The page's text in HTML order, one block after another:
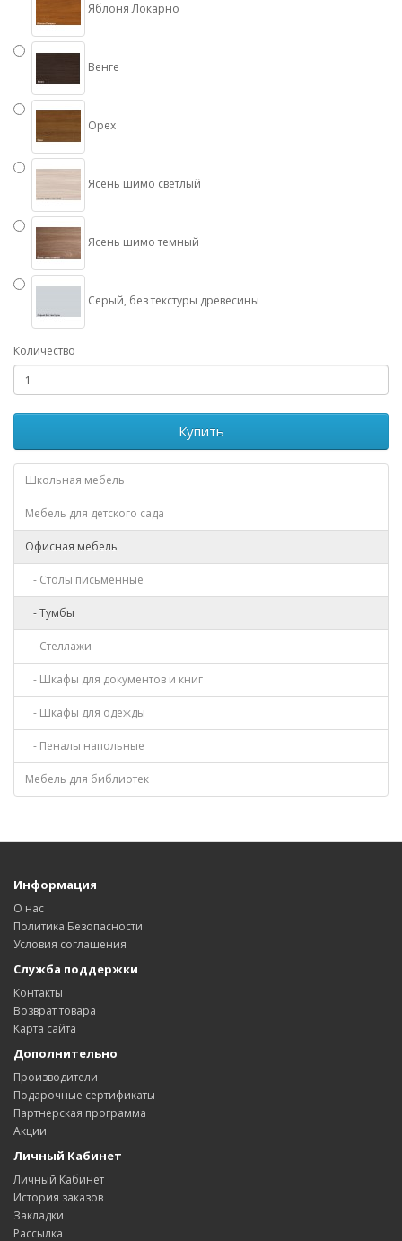
Яблоня Локарно
Венге
Орех
Ясень шимо светлый
Ясень шимо темный
Серый, без текстуры древесины
Количество
Купить
Школьная мебель
Мебель для детского сада
Офисная мебель
- Столы письменные
- Тумбы
- Стеллажи
- Шкафы для документов и книг
- Шкафы для одежды
- Пеналы напольные
Мебель для библиотек
Информация
О нас
Политика Безопасности
Условия соглашения
Служба поддержки
Контакты
Возврат товара
Карта сайта
Дополнительно
Производители
Подарочные сертификаты
Партнерская программа
Акции
Личный Кабинет
Личный Кабинет
История заказов
Закладки
Рассылка